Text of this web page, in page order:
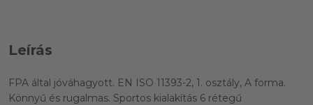
Leírás
FPA által jóváhagyott. EN ISO 11393-2, 1. osztály, A forma.
Könnyű és rugalmas. Sportos kialakítás 6 rétegű